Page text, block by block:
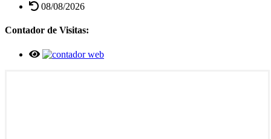
08/08/2026
Contador de Visitas: